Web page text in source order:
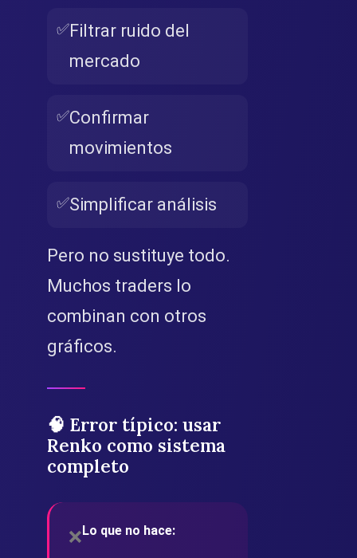
✅Filtrar ruido del
mercado
✅Confirmar
movimientos
✅Simplificar análisis
Pero no sustituye todo.
Muchos traders lo
combinan con otros
gráficos.
🧠 Error típico: usar
Renko como sistema
completo
❌Lo que no hace: